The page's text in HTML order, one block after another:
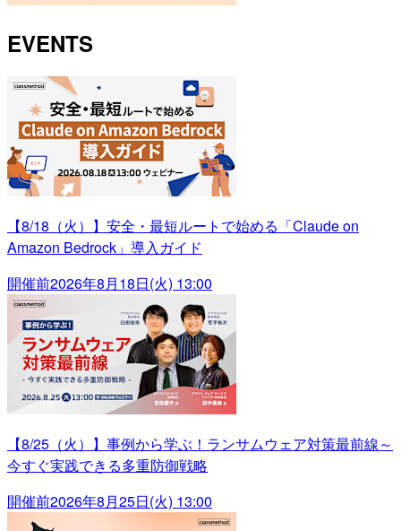
EVENTS
【8/18（火）】安全・最短ルートで始める「Claude on
Amazon Bedrock」導入ガイド
開催前2026年8月18日(火) 13:00
【8/25（火）】事例から学ぶ！ランサムウェア対策最前線～
今すぐ実践できる多重防御戦略
開催前2026年8月25日(火) 13:00